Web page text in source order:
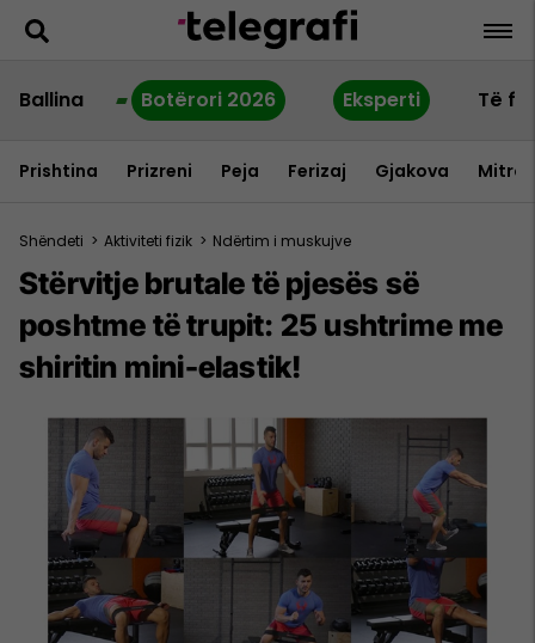
Ballina Botërori 2026 Eksperti Të
Prishtina Prizreni Peja Ferizaj Gjakova
Shëndeti > Aktiviteti fizik > Ndërtim i muskujve
Stërvitje brutale të pjesës së
poshtme të trupit: 25 ushtrime me
shiritin mini-elastik!